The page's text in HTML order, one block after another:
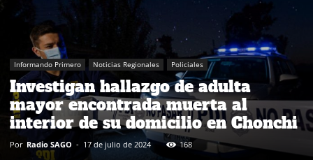
Informando Primero Noticias Regionales Policiales
Investigan hallazgo de adulta
mayor encontrada muerta al
interior de su domicilio en Chonchi
Por Radio SAGO - 17 de julio de 2024 168